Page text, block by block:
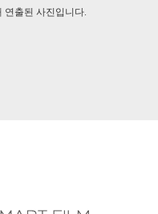
연출된 사진입니다.